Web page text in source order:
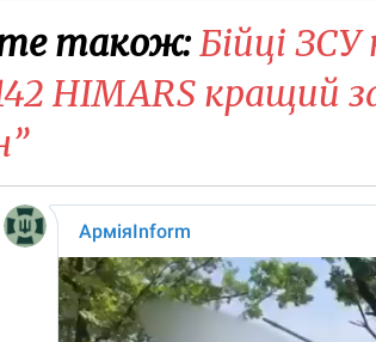
також:Бійці ЗСУ
HIMARS кращий